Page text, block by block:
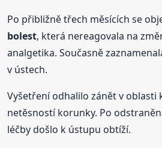
Po přibližně třech měsících se
bolest, která nereagovala na
analgetika. Současně
v ústech.
Vyšetření odhalilo zánět v oblasti
netěsností korunky. Po
léčby došlo k ústupu obtíží.